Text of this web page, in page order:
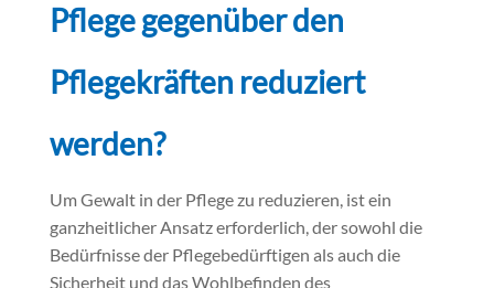
Pflege gegenüber den
Pflegekräften reduziert
werden?
Um Gewalt in der Pflege zu reduzieren, ist ein
ganzheitlicher Ansatz erforderlich, der sowohl die
Bedürfnisse der Pflegebedürftigen als auch die
Sicherheit und das Wohlbefinden des